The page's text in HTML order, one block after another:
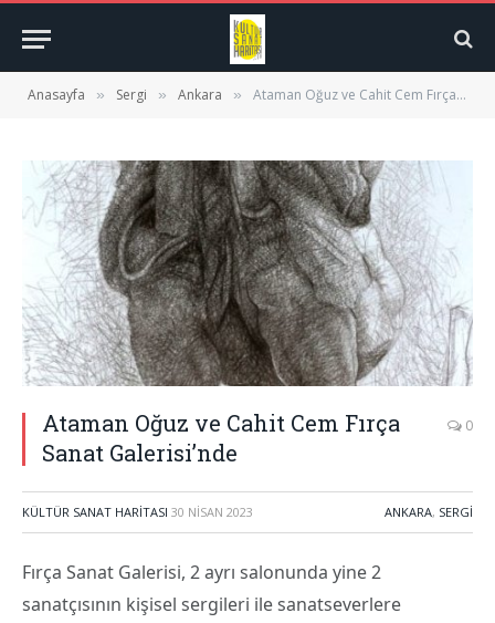
Anasayfa » Sergi » Ankara » Ataman Oğuz ve Cahit Cem Fırça Sanat Galerisi’nde
Ataman Oğuz ve Cahit Cem Fırça
Sanat Galerisi’nde
0
KÜLTÜR SANAT HARITASI 30 NISAN 2023 ANKARA, SERGI
Fırça Sanat Galerisi, 2 ayrı salonunda yine 2
sanatçısının kişisel sergileri ile sanatseverlere